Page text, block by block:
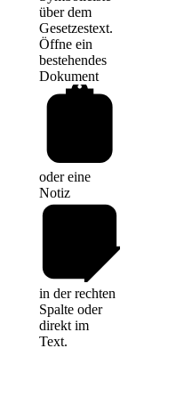
über dem
Gesetzestext.
Öffne ein
bestehendes
Dokument
oder eine
Notiz
in der rechten
Spalte oder
direkt im
Text.